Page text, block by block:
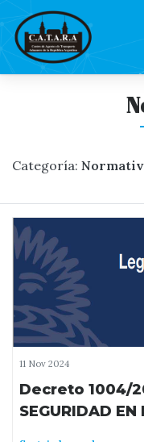
Categoría:
11 Nov 2024
Decreto 1004/
SEGURIDAD EN